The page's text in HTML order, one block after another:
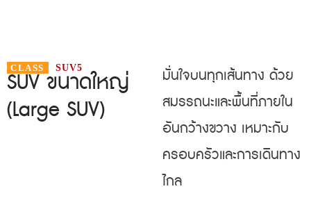
CLASS SUV5
SUV ขนาดใหญ่
(Large SUV)
มั่นใจบนทุกเส้นทาง ด้วย
สมรรถนะและพื้นที่ภายใน
อันกว้างขวาง เหมาะกับ
ครอบครัวและการเดินทาง
ไกล